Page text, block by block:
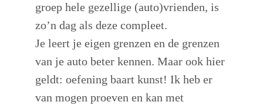
groep hele gezellige (auto)vrienden, is
zo’n dag als deze compleet.
Je leert je eigen grenzen en de grenzen
van je auto beter kennen. Maar ook hier
geldt: oefening baart kunst! Ik heb er
van mogen proeven en kan met